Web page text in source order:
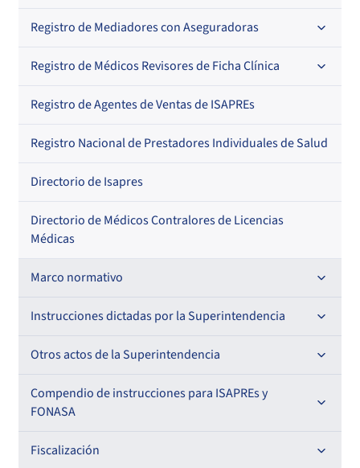
Regional
Por N° de registro
Por orden alfabético
Por N° de registro
Por profesión
Regional
Registro de Mediadores con Aseguradoras
Regional
Por orden alfabético
Por profesión
Registro de Médicos Revisores de Ficha Clínica
Regional
Por orden alfabético
Por especialidad
Registro de Agentes de Ventas de ISAPREs
Registro Nacional de Prestadores Individuales de Salud
Directorio de Isapres
Directorio de Médicos Contralores de Licencias
Médicas
Marco normativo
Leyes
Decretos con Fuerza de Ley
Decretos
Instrucciones dictadas por la Superintendencia
Para ISAPREs y FONASA
Circulares
Para Prestadores Institucionales
Otros actos de la Superintendencia
Antecedentes preparatorios de normas que afecten a
EMT Ley N° 20.416
Comisión Evaluadora de Licitaciones Públicas
Compendio de instrucciones para ISAPREs y
FONASA
Compendio Beneficios
Fiscalización